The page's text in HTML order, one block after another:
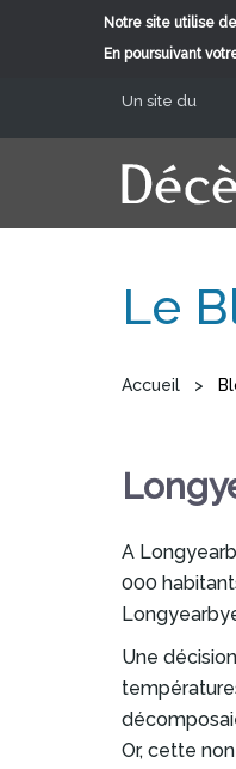
Notre site utilise
En poursuivant
Aller au contenu principal
Un site du
Le
Vous
Accueil >
A
000
Une
Or, cette